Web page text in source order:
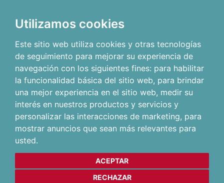
Utilizamos cookies
Este sitio web utiliza cookies y otras tecnologías
de seguimiento para mejorar su experiencia de
navegación con los siguientes fines: para habilitar
la funcionalidad básica del sitio web, para brindar
una mejor experiencia en el sitio web, medir su
interés en nuestros productos y servicios y
personalizar las interacciones de marketing, para
mostrar anuncios que sean más relevantes para
usted.
ACEPTAR
RECHAZAR